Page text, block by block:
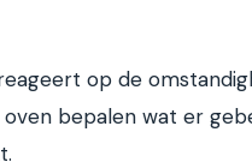
op de
bepalen wat er